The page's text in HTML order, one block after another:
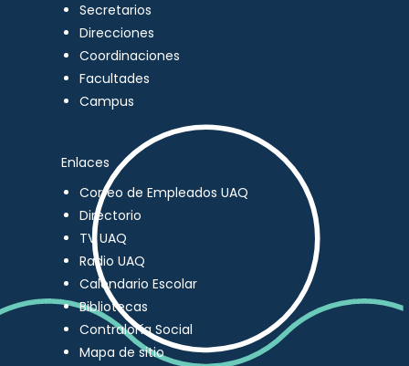
Secretarios
Direcciones
Coordinaciones
Facultades
Campus
Enlaces
Correo de Empleados UAQ
Directorio
TV UAQ
Radio UAQ
Calendario Escolar
Bibliotecas
Contraloría Social
Mapa de sitio